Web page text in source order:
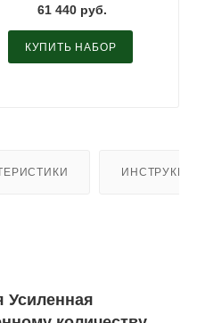
61 440 руб.
КУПИТЬ НАБОР
Усиленная